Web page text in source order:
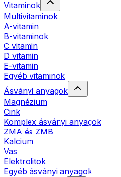
Vitaminok
Multivitaminok
A-vitamin
B-vitaminok
C vitamin
D vitamin
E-vitamin
Egyéb vitaminok
Ásványi anyagok
Magnézium
Cink
Komplex ásványi anyagok
ZMA és ZMB
Kalcium
Vas
Elektrolitok
Egyéb ásványi anyagok